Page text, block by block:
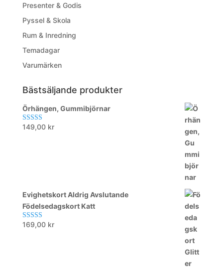
Presenter & Godis
Pyssel & Skola
Rum & Inredning
Temadagar
Varumärken
Bästsäljande produkter
Örhängen, Gummibjörnar
Betygsatt
149,00 kr
Evighetskort Aldrig Avslutande
Födelsedagskort Katt
Betygsatt
169,00 kr